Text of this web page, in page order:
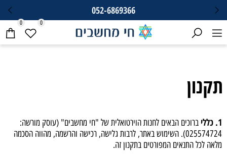
052-6869366
0 0
תקנון
1. כללי
ברוכים הבאים לחנות הוירטואלית של "חי מחשבים" (עוסק מורשה:
025574724). השימוש באתר, לרבות גלישה, רכישה והרשמה, מהווה הסכמה
מלאה לכל התנאים המפורטים בתקנון זה.